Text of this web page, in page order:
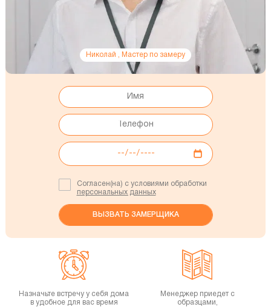
Николай , Мастер по замеру
Согласен(на) с условиями обработки
персональных данных
Назначьте встречу у себя дома
в удобное для вас время
Менеджер приедет с
образцами,